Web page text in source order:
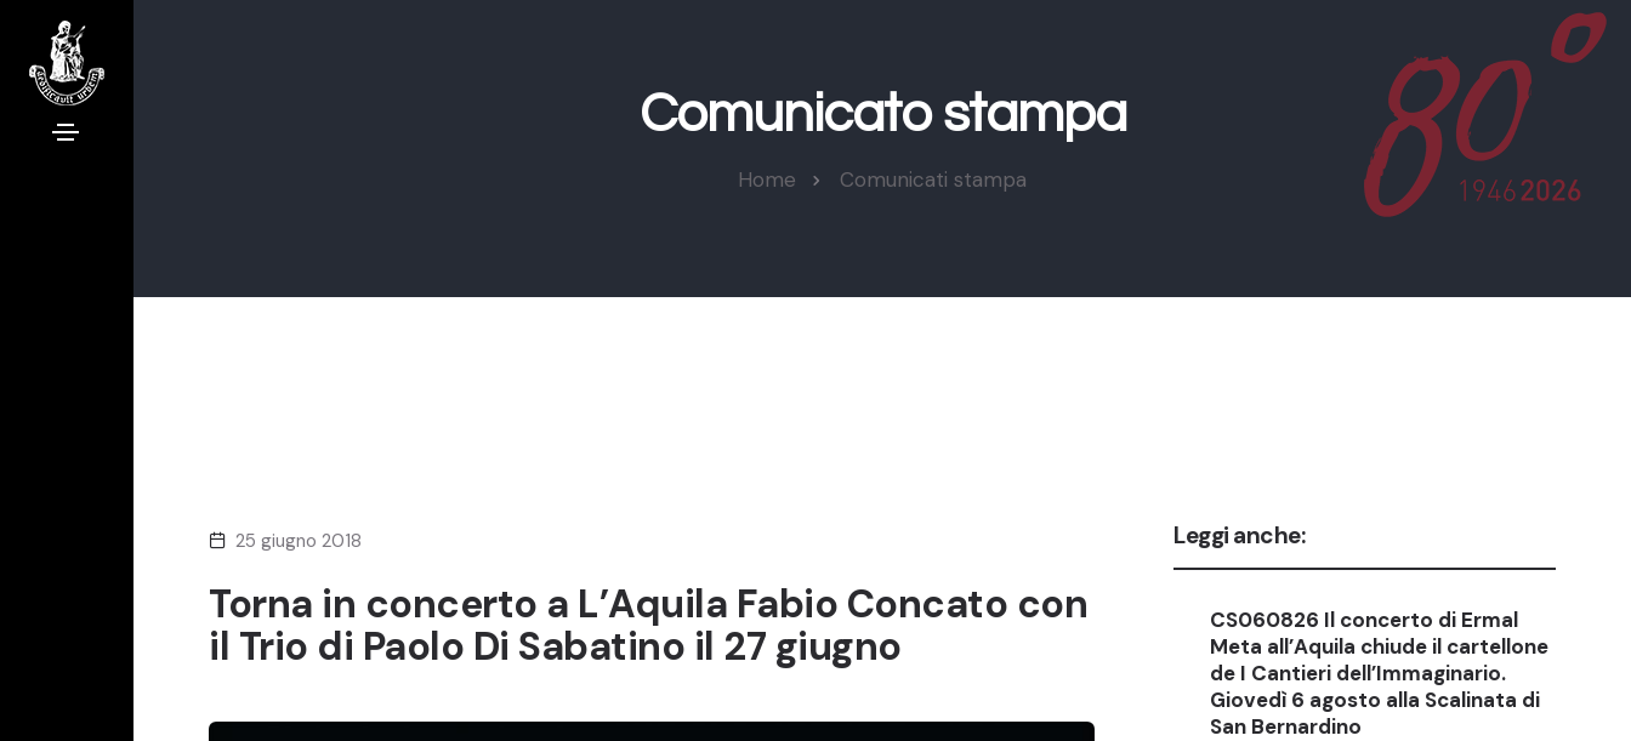
Comunicato stampa
Home Comunicati stampa
25 giugno 2018
Torna in concerto a L’Aquila Fabio Concato con
il Trio di Paolo Di Sabatino il 27 giugno
Leggi anche:
CS060826 Il concerto di Ermal
Meta all’Aquila chiude il cartellone
de I Cantieri dell’Immaginario.
Giovedì 6 agosto alla Scalinata di
San Bernardino